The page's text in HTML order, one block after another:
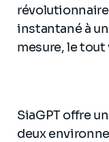
instantané à
mesure, le
SiaGPT offre
deux